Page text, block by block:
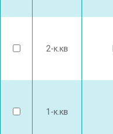
2-к.кв
1-к.кв